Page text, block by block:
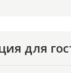
для